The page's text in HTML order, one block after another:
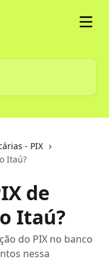
- PIX
Itaú?
de
Itaú?
do PIX no banco
nessa